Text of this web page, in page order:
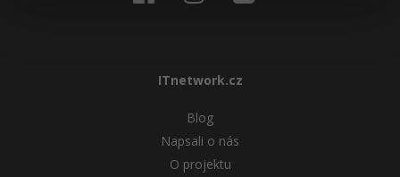
ITnetwork.cz
Blog
Napsali o nás
O projektu